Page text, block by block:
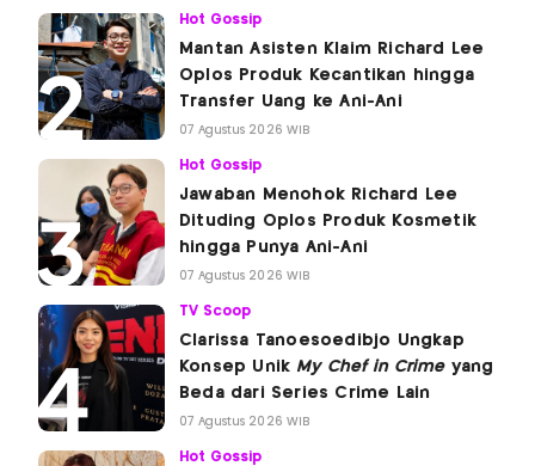
Hot Gossip
Mantan Asisten Klaim Richard Lee
Oplos Produk Kecantikan hingga
Transfer Uang ke Ani-Ani
07 Agustus 2026 WIB
Hot Gossip
Jawaban Menohok Richard Lee
Dituding Oplos Produk Kosmetik
hingga Punya Ani-Ani
07 Agustus 2026 WIB
TV Scoop
Clarissa Tanoesoedibjo Ungkap
Konsep Unik My Chef in Crimeyang
Beda dari Series Crime Lain
07 Agustus 2026 WIB
Hot Gossip